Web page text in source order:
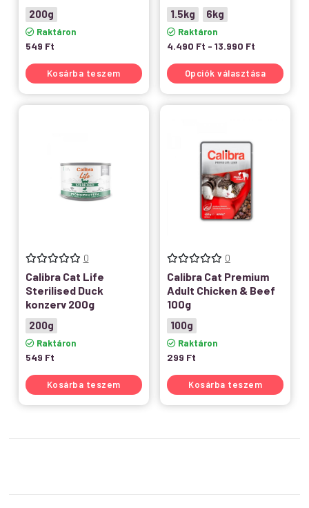
200g
Raktáron
549 Ft
Kosárba teszem
1.5kg 6kg
Raktáron
4.490 Ft - 13.990 Ft
Opciók választása
0
Calibra Cat Life
Sterilised Duck
konzerv 200g
200g
Raktáron
549 Ft
Kosárba teszem
0
Calibra Cat Premium
Adult Chicken & Beef
100g
100g
Raktáron
299 Ft
Kosárba teszem